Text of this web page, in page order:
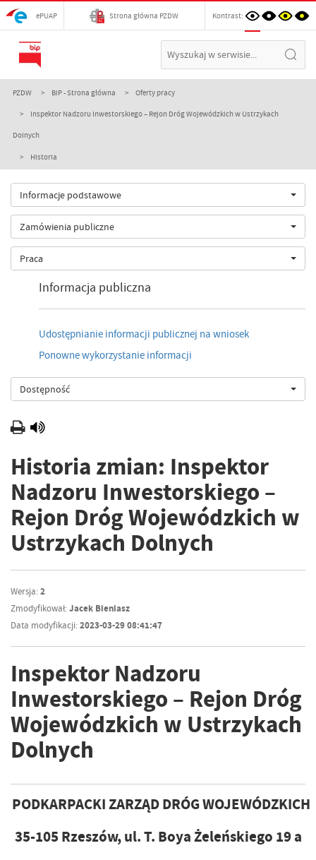
ePUAP Strona główna PZDW Kontrast:
PZDW BIP - Strona główna Oferty pracy
Inspektor Nadzoru Inwestorskiego – Rejon Dróg Wojewódzkich w Ustrzykach
Dolnych
Historia
Informacje podstawowe
Zamówienia publiczne
Praca
Informacja publiczna
Udostępnianie informacji publicznej na wniosek
Ponowne wykorzystanie informacji
Dostępność
Historia zmian: Inspektor
Nadzoru Inwestorskiego –
Rejon Dróg Wojewódzkich w
Ustrzykach Dolnych
Wersja:2
Zmodyfikował:Jacek Bieniasz
Data modyfikacji:2023-03-29 08:41:47
Inspektor Nadzoru
Inwestorskiego – Rejon Dróg
Wojewódzkich w Ustrzykach
Dolnych
PODKARPACKI ZARZĄD DRÓG WOJEWÓDZKICH
35-105 Rzeszów, ul. T. Boya Żeleńskiego 19 a